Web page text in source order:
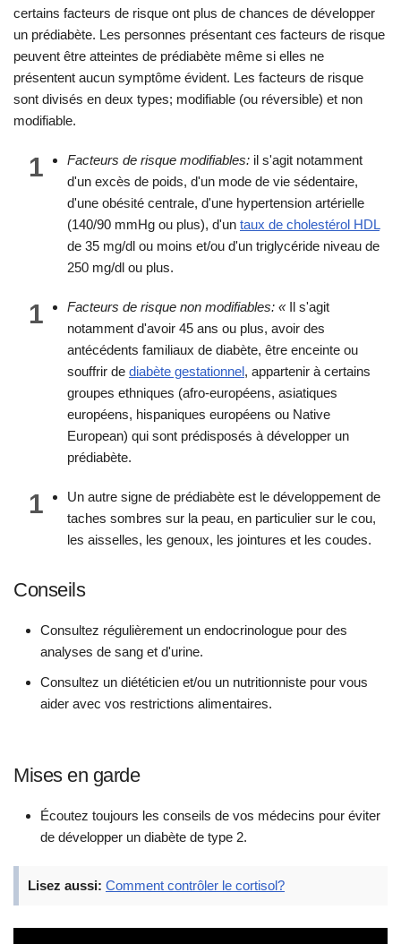
certains facteurs de risque ont plus de chances de développer
un prédiabète. Les personnes présentant ces facteurs de risque
peuvent être atteintes de prédiabète même si elles ne
présentent aucun symptôme évident. Les facteurs de risque
sont divisés en deux types; modifiable (ou réversible) et non
modifiable.
1 Facteurs de risque modifiables: il s'agit notamment
d'un excès de poids, d'un mode de vie sédentaire,
d'une obésité centrale, d'une hypertension artérielle
(140/90 mmHg ou plus), d'un taux de cholestérol HDL
de 35 mg/dl ou moins et/ou d'un triglycéride niveau de
250 mg/dl ou plus.
1 Facteurs de risque non modifiables: «Il s'agit
notamment d'avoir 45 ans ou plus, avoir des
antécédents familiaux de diabète, être enceinte ou
souffrir de diabète gestationnel, appartenir à certains
groupes ethniques (afro-européens, asiatiques
européens, hispaniques européens ou Native
European) qui sont prédisposés à développer un
prédiabète.
1
Un autre signe de prédiabète est le développement de
taches sombres sur la peau, en particulier sur le cou,
les aisselles, les genoux, les jointures et les coudes.
Conseils
Consultez régulièrement un endocrinologue pour des
analyses de sang et d'urine.
Consultez un diététicien et/ou un nutritionniste pour vous
aider avec vos restrictions alimentaires.
Mises en garde
Écoutez toujours les conseils de vos médecins pour éviter
de développer un diabète de type 2.
Lisez aussi: Comment contrôler le cortisol?